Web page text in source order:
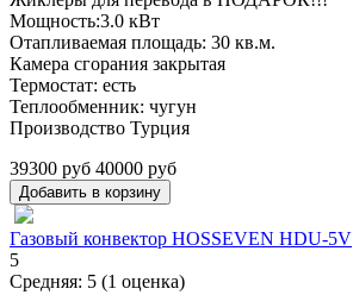
Мощность:3.0 кВт
Отапливаемая площадь: 30 кв.м.
Камера сгорания закрытая
Термостат: есть
Теплообменник: чугун
Производство Турция
39300 руб 40000 руб
Газовый конвектор HOSSEVEN HDU-5V
5
Средняя: 5 (1 оценка)